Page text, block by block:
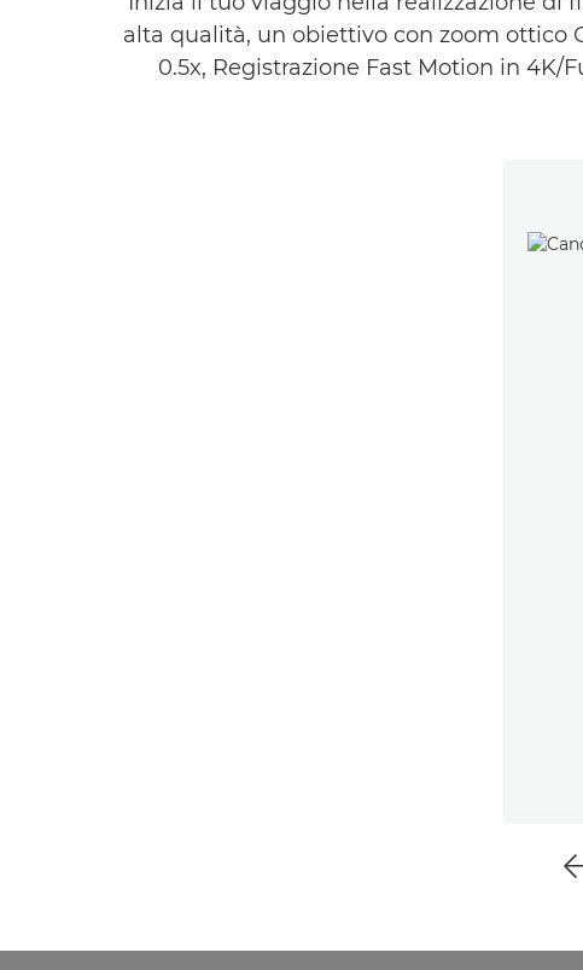
alta qualità, un obiettivo con zoom ottico
0.5x, Registrazione Fast Motion in 4K/